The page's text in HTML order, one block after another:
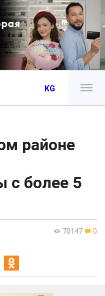
KG
районе
с более 5
70147 0